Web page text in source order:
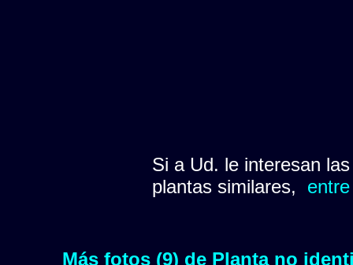
Si a Ud. le interesan
plantas similares,
Más fotos (9) de Planta no